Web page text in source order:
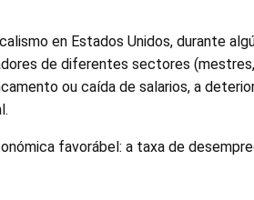
en Estados Unidos, durante
de diferentes sectores
ou caída de salarios, a
favorábel: a taxa de